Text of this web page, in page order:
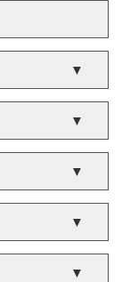
▼
▼
▼
▼
▼